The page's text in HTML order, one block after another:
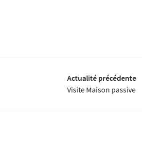
Actualité précédente
Visite Maison passive